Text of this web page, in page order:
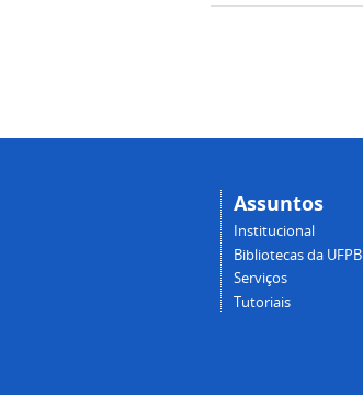
Assuntos
Institucional
Bibliotecas da UFPB
Serviços
Tutoriais